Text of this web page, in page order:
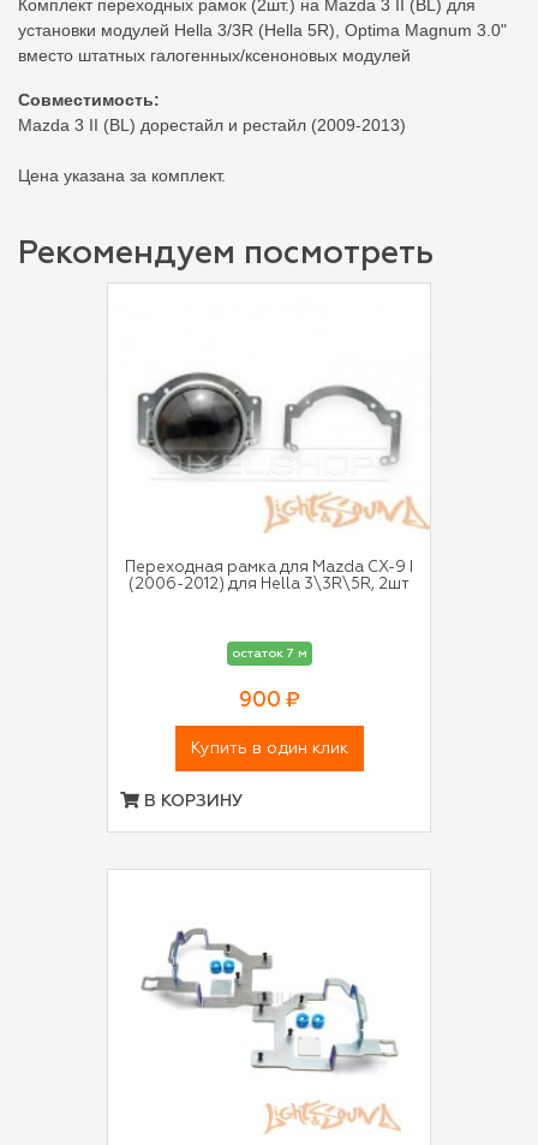
Комплект переходных рамок (2шт.) на Mazda 3 II (BL) для
установки модулей Hella 3/3R (Hella 5R), Optima Magnum 3.0"
вместо штатных галогенных/ксеноновых модулей
Совместимость:
Mazda 3 II (BL) дорестайл и рестайл (2009-2013)
Цена указана за комплект.
Рекомендуем посмотреть
Переходная рамка для Mazda CX-9 I
(2006-2012) для Hella 3\3R\5R, 2шт
остаток 7 м
900 ₽
Купить в один клик
В КОРЗИНУ